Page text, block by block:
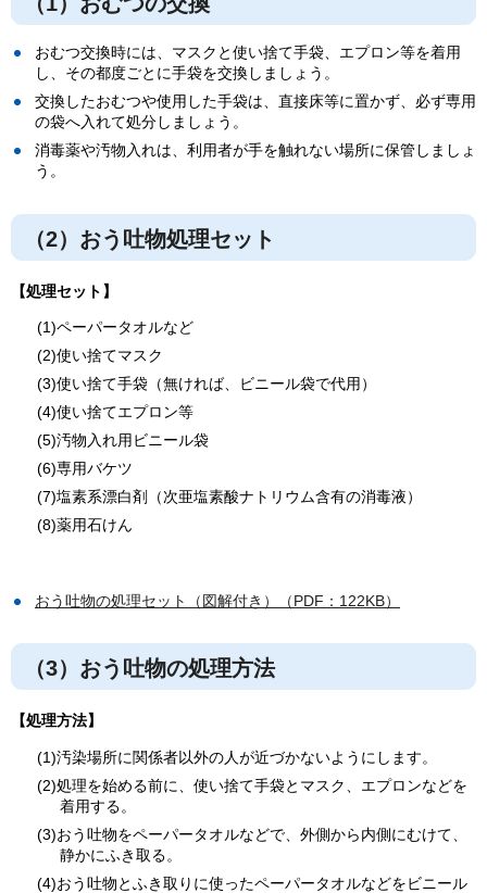
おむつ交換時には、マスクと使い捨て手袋、エプロン等を着用
し、その都度ごとに手袋を交換しましょう。
交換したおむつや使用した手袋は、直接床等に置かず、必ず専用
の袋へ入れて処分しましょう。
消毒薬や汚物入れは、利用者が手を触れない場所に保管しましょ
う。
（2）おう吐物処理セット
【処理セット】
(1)ペーパータオルなど
(2)使い捨てマスク
(3)使い捨て手袋（無ければ、ビニール袋で代用）
(4)使い捨てエプロン等
(5)汚物入れ用ビニール袋
(6)専用バケツ
(7)塩素系漂白剤（次亜塩素酸ナトリウム含有の消毒液）
(8)薬用石けん
おう吐物の処理セット（図解付き）（PDF：122KB）
（3）おう吐物の処理方法
【処理方法】
(1)汚染場所に関係者以外の人が近づかないようにします。
(2)処理を始める前に、使い捨て手袋とマスク、エプロンなどを
着用する。
(3)おう吐物をペーパータオルなどで、外側から内側にむけて、
静かにふき取る。
(4)おう吐物とふき取りに使ったペーパータオルなどをビニール